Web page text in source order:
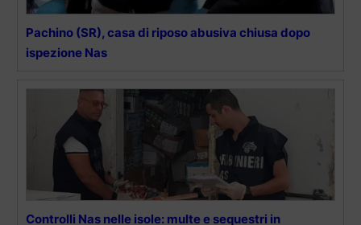
Pachino (SR), casa di riposo abusiva chiusa dopo
ispezione Nas
Controlli Nas nelle isole: multe e sequestri in